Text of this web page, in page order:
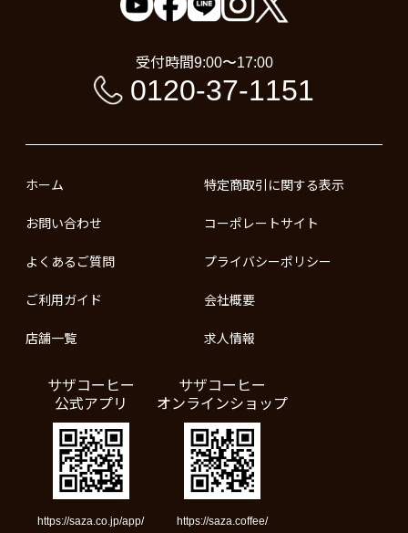
受付時間9:00〜17:00
0120-37-1151
ホーム
お問い合わせ
よくあるご質問
ご利用ガイド
店舗一覧
特定商取引に関する表示
コーポレートサイト
プライバシーポリシー
会社概要
求人情報
サザコーヒー
公式アプリ
https://saza.co.jp/app/
サザコーヒー
オンラインショップ
https://saza.coffee/